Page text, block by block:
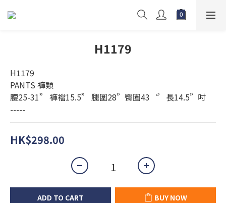
H1179
H1179
PANTS 褲類
腰25-31” 褲襠15.5” 腿圍28”臀圍43‘’長14.5”吋
-----
HK$298.00
ADD TO CART BUY NOW